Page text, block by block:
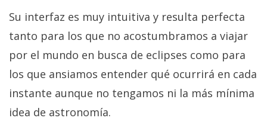
Su interfaz es muy intuitiva y resulta perfecta
tanto para los que no acostumbramos a viajar
por el mundo en busca de eclipses como para
los que ansiamos entender qué ocurrirá en cada
instante aunque no tengamos ni la más mínima
idea de astronomía.